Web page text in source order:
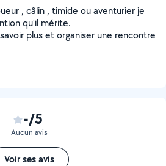
, câlin , timide ou aventurier je
qu'il mérite.
plus et organiser une rencontre
-/5
Aucun avis
Voir ses avis